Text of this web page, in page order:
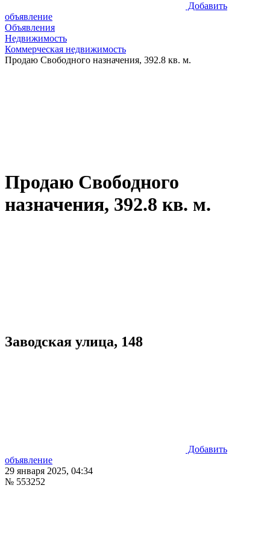
Добавить
объявление
Объявления
Недвижимость
Коммерческая недвижимость
Продаю Свободного назначения, 392.8 кв. м.
Продаю Свободного
назначения, 392.8 кв. м.
Заводская улица, 148
Добавить
объявление
29 января 2025, 04:34
№ 553252